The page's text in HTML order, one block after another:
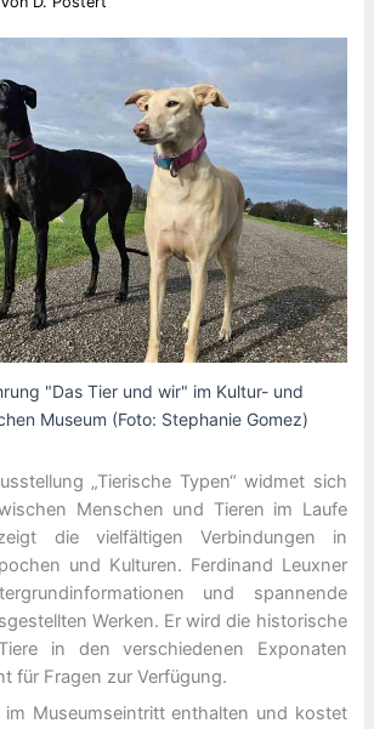
"Das Tier und wir" im Kultur- und
Museum (Foto: Stephanie Gomez)
„Tierische Typen“ widmet sich
Menschen und Tieren im Laufe
die vielfältigen Verbindungen in
und Kulturen. Ferdinand Leuxner
und spannende
Werken. Er wird die historische
in den verschiedenen Exponaten
für Fragen zur Verfügung.
im Museumseintritt enthalten und kostet